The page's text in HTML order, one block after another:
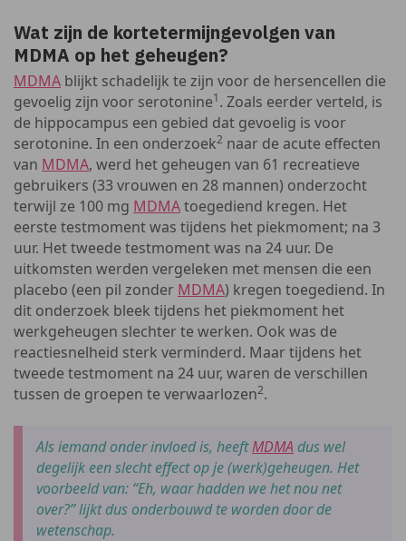
Wat zijn de kortetermijngevolgen van
MDMA op het geheugen?
MDMA blijkt schadelijk te zijn voor de hersencellen die
gevoelig zijn voor serotonine1. Zoals eerder verteld, is
de hippocampus een gebied dat gevoelig is voor
serotonine. In een onderzoek2 naar de acute effecten
van MDMA, werd het geheugen van 61 recreatieve
gebruikers (33 vrouwen en 28 mannen) onderzocht
terwijl ze 100 mg MDMAtoegediend kregen. Het
eerste testmoment was tijdens het piekmoment; na 3
uur. Het tweede testmoment was na 24 uur. De
uitkomsten werden vergeleken met mensen die een
placebo (een pil zonder MDMA) kregen toegediend. In
dit onderzoek bleek tijdens het piekmoment het
werkgeheugen slechter te werken. Ook was de
reactiesnelheid sterk verminderd. Maar tijdens het
tweede testmoment na 24 uur, waren de verschillen
tussen de groepen te verwaarlozen2.
Als iemand onder invloed is, heeftMDMA dus wel
degelijk een slecht effect op je (werk)geheugen. Het
voorbeeld van: “Eh, waar hadden we het nou net
over?” lijkt dus onderbouwd te worden door de
wetenschap.